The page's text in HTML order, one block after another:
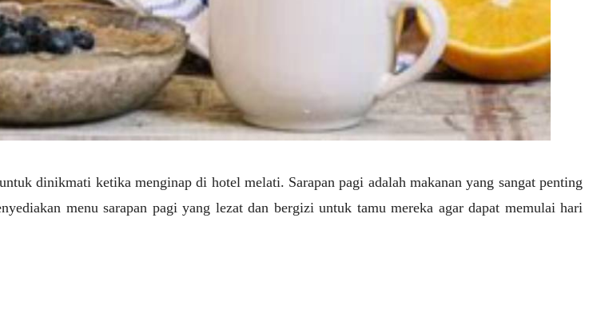
dinikmati ketika menginap di hotel melati. Sarapan pagi adalah makanan yang sangat penting
menu sarapan pagi yang lezat dan bergizi untuk tamu mereka agar dapat memulai hari